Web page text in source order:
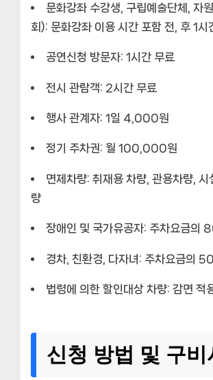
문화강좌 수강생, 구립예술단체, 자
회): 문화강좌 이용 시간 포함 전, 후 1시
공연신청 방문자: 1시간 무료
전시 관람객: 2시간 무료
행사 관계자: 1일 4,000원
정기 주차권: 월 100,000원
면제차량: 취재용 차량, 관용차량, 시
량
장애인 및 국가유공자: 주차요금의
경차, 친환경, 다자녀: 주차요금의
법령에 의한 할인대상 차량: 감면 적
신청 방법 및 구비